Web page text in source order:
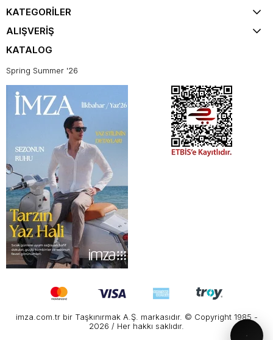
KATEGORİLER
ALIŞVERİŞ
KATALOG
Spring Summer '26
imza.com.tr bir Taşkınırmak A.Ş. markasıdır. © Copyright 1985 -
2026 / Her hakkı saklıdır.